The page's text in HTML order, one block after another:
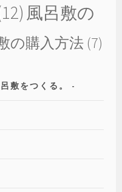
風呂敷の
の購入方法 (7)
敷をつくる。